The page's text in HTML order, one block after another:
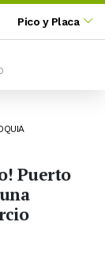
Pico y Placa
Puerto